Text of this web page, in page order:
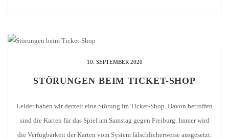
10. SEPTEMBER 2020
STÖRUNGEN BEIM TICKET-SHOP
Leider haben wir derzeit eine Störung im Ticket-Shop. Davon betroffen
sind die Karten für das Spiel am Samstag gegen Freiburg. Immer wird
die Verfügbarkeit der Karten vom System fälschlicherweise ausgesetzt.